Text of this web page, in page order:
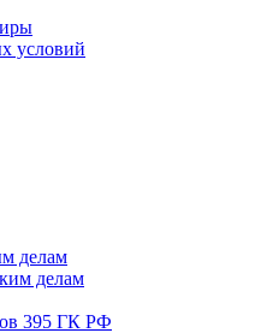
условий
делам
делам
395 ГК РФ